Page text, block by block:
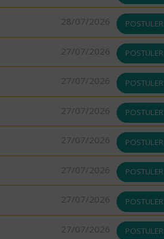
28/07/2026 POSTULER
27/07/2026 POSTULER
27/07/2026 POSTULER
27/07/2026 POSTULER
27/07/2026 POSTULER
27/07/2026 POSTULER
27/07/2026 POSTULER
27/07/2026 POSTULER